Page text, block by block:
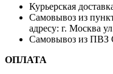
Курьерская
Самовывоз из
адресу: г. Москва
Самовывоз из ПВЗ
ОПЛАТА